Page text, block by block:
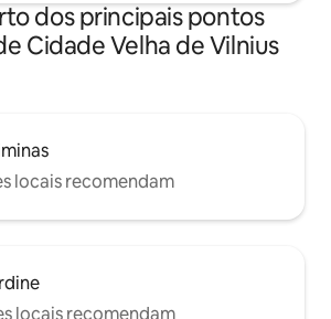
dos principais pontos
Cidade Velha de Vilnius
locais recomendam
locais recomendam